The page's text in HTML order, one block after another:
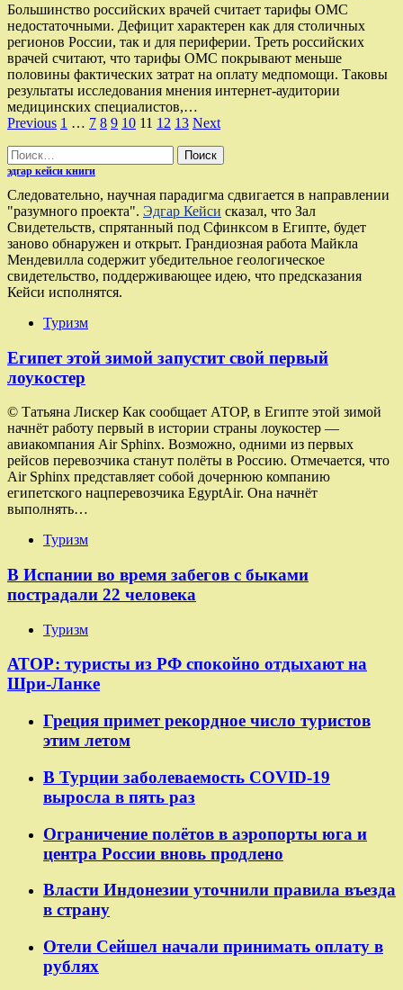
Большинство российских врачей считает тарифы ОМС
недостаточными. Дефицит характерен как для столичных
регионов России, так и для периферии. Треть российских
врачей считают, что тарифы ОМС покрывают меньше
половины фактических затрат на оплату медпомощи. Таковы
результаты исследования мнения интернет-аудитории
медицинских специалистов,…
Пагинация
записей
Previous 1 … 7 8 9 10 11 12 13 Next
Найти:
эдгар кейси книги
Следовательно, научная парадигма сдвигается в направлении
"разумного проекта". Эдгар Кейси сказал, что Зал
Свидетельств, спрятанный под Сфинксом в Египте, будет
заново обнаружен и открыт. Грандиозная работа Майкла
Мендевилла содержит убедительное геологическое
свидетельство, поддерживающее идею, что предсказания
Кейси исполнятся.
Туризм
Египет этой зимой запустит свой первый
лоукостер
© Татьяна Лискер Как сообщает АТОР, в Египте этой зимой
начнёт работу первый в истории страны лоукостер —
авиакомпания Air Sphinx. Возможно, одними из первых
рейсов перевозчика станут полёты в Россию. Отмечается, что
Air Sphinx представляет собой дочернюю компанию
египетского нацперевозчика EgyptAir. Она начнёт
выполнять…
Туризм
В Испании во время забегов с быками
пострадали 22 человека
Туризм
АТОР: туристы из РФ спокойно отдыхают на
Шри-Ланке
Греция примет рекордное число туристов
этим летом
В Турции заболеваемость COVID-19
выросла в пять раз
Ограничение полётов в аэропорты юга и
центра России вновь продлено
Власти Индонезии уточнили правила въезда
в страну
Отели Сейшел начали принимать оплату в
рублях